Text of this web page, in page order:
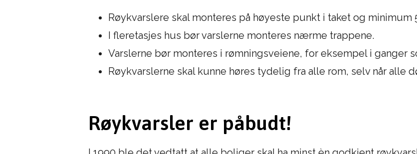
Røykvarslere skal monteres på høyeste punkt i taket og minimum
I fleretasjes hus bør varslerne monteres nærme trappene.
Varslerne bør monteres i rømningsveiene, for eksempel i ganger
Røykvarslerne skal kunne høres tydelig fra alle rom, selv når alle
Røykvarsler er påbudt!